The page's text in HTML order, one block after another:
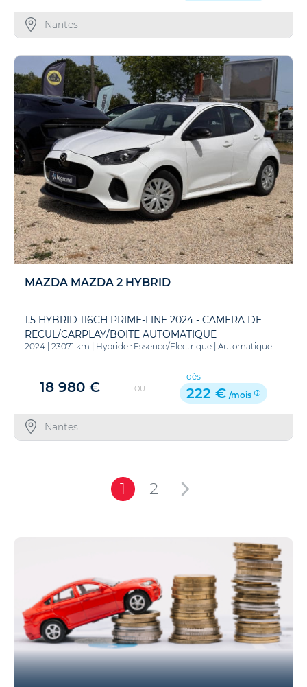
Nantes
MAZDA MAZDA 2 HYBRID
1.5 HYBRID 116CH PRIME-LINE 2024 - CAMERA DE
RECUL/CARPLAY/BOITE AUTOMATIQUE
2024 23071 km Hybride : Essence/Electrique Automatique
18 980 € OU
dès
222 € /mois
Nantes
1 2